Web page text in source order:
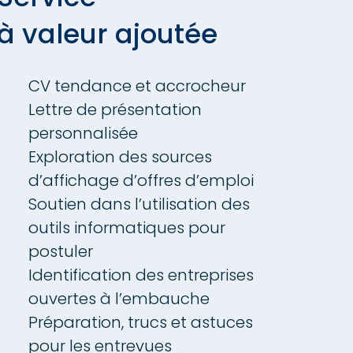
valeur ajoutée
CV tendance et accrocheur
Lettre de présentation
personnalisée
Exploration des sources
d’affichage d’offres d’emploi
Soutien dans l’utilisation des
outils informatiques pour
postuler
Identification des entreprises
ouvertes à l’embauche
Préparation, trucs et astuces
pour les entrevues